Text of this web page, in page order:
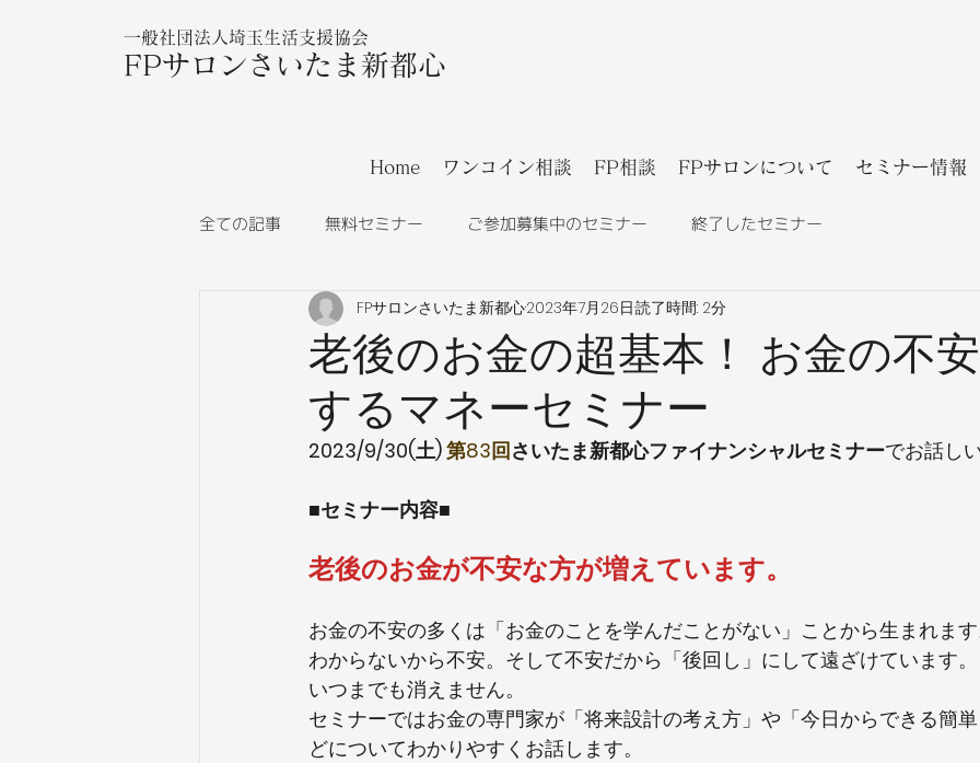
一般社団法人埼玉生活支援協会
FPサロンさいたま新都心
Home ワンコイン相談 FP相談 FPサロンについて セミナー情報
全ての記事 無料セミナー ご参加募集中のセミナー 終了したセミナー
老後のお金の超基本！ お金の不
するマネーセミナー
FPサロンさいたま新都心2023年7月26日読了時間: 2分
2023/9/30(土) 第83回さいたま新都心ファイナンシャルセミナーでお話し
■セミナー内容■
老後のお金が不安な方が増えています。
お金の不安の多くは「お金のことを学んだことがない」ことから生まれます
わからないから不安。そして不安だから「後回し」にして遠ざけています
いつまでも消えません。
セミナーではお金の専門家が「将来設計の考え方」や「今日からできる簡
どについてわかりやすくお話します。